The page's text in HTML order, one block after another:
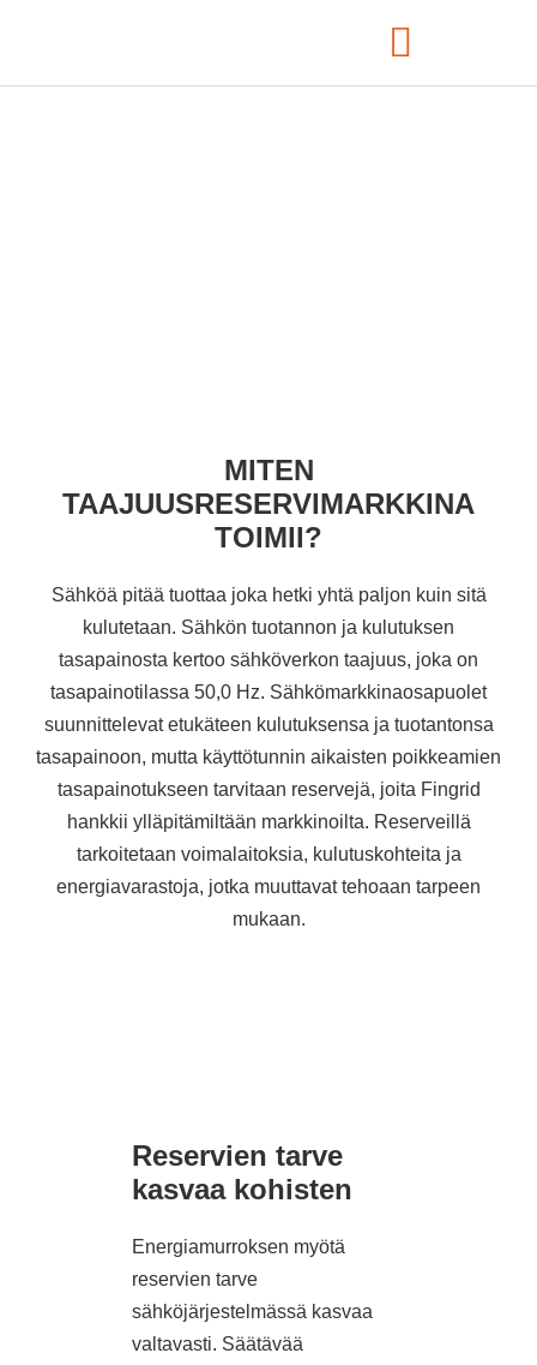
MITEN
TAAJUUSRESERVIMARKKINA
TOIMII?
Sähköä pitää tuottaa joka hetki yhtä paljon kuin sitä
kulutetaan. Sähkön tuotannon ja kulutuksen
tasapainosta kertoo sähköverkon taajuus, joka on
tasapainotilassa 50,0 Hz. Sähkömarkkinaosapuolet
suunnittelevat etukäteen kulutuksensa ja tuotantonsa
tasapainoon, mutta käyttötunnin aikaisten poikkeamien
tasapainotukseen tarvitaan reservejä, joita Fingrid
hankkii ylläpitämiltään markkinoilta. Reserveillä
tarkoitetaan voimalaitoksia, kulutuskohteita ja
energiavarastoja, jotka muuttavat tehoaan tarpeen
mukaan.
Reservien tarve
kasvaa kohisten
Energiamurroksen myötä
reservien tarve
sähköjärjestelmässä kasvaa
valtavasti. Säätävää